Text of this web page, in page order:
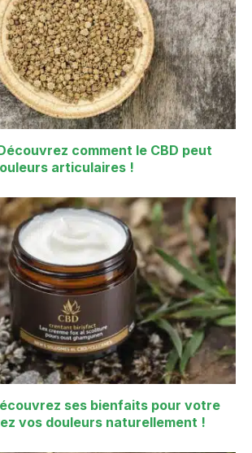
comment le CBD peut
articulaires !
ses bienfaits pour votre
vos douleurs naturellement !